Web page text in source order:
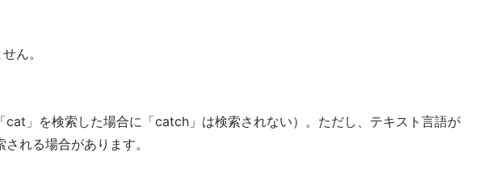
ん。
」を検索した場合に「catch」は検索されない）。ただし、テキスト言語が
れる場合があります。